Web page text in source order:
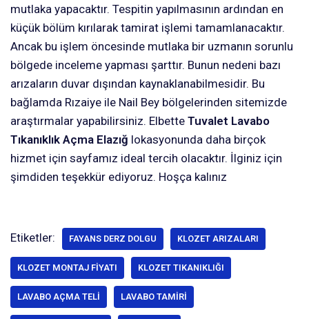
mutlaka yapacaktır. Tespitin yapılmasının ardından en
küçük bölüm kırılarak tamirat işlemi tamamlanacaktır.
Ancak bu işlem öncesinde mutlaka bir uzmanın sorunlu
bölgede inceleme yapması şarttır. Bunun nedeni bazı
arızaların duvar dışından kaynaklanabilmesidir. Bu
bağlamda Rızaiye ile Nail Bey bölgelerinden sitemizde
araştırmalar yapabilirsiniz. Elbette Tuvalet Lavabo
Tıkanıklık Açma Elazığ lokasyonunda daha birçok
hizmet için sayfamız ideal tercih olacaktır. İlginiz için
şimdiden teşekkür ediyoruz. Hoşça kalınız
Etiketler: FAYANS DERZ DOLGU KLOZET ARIZALARI
KLOZET MONTAJ FIYATI KLOZET TIKANIKLIĞI
LAVABO AÇMA TELI LAVABO TAMIRI